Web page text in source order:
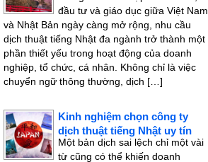
đầu tư và giáo dục giữa Việt Nam
và Nhật Bản ngày càng mở rộng, nhu cầu
dịch thuật tiếng Nhật đa ngành trở thành một
phần thiết yếu trong hoạt động của doanh
nghiệp, tổ chức, cá nhân. Không chỉ là việc
chuyển ngữ thông thường, dịch […]
Kinh nghiệm chọn công ty
dịch thuật tiếng Nhật uy tín
Một bản dịch sai lệch chỉ một vài
từ cũng có thể khiến doanh